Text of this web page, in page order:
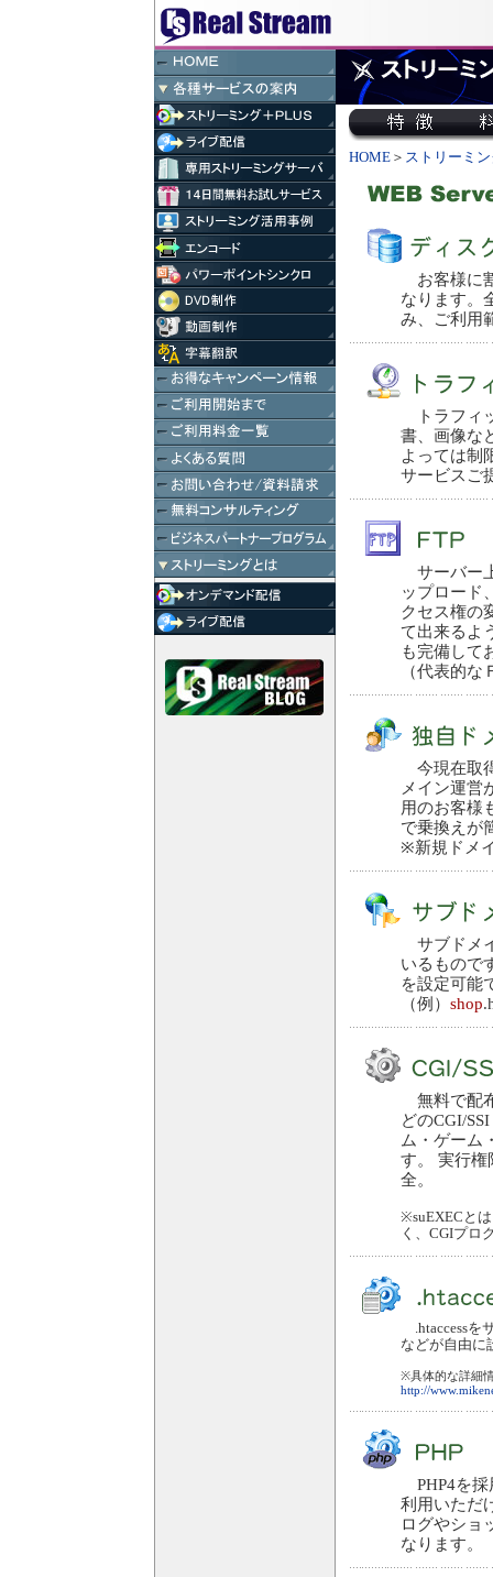
HOME＞ ストリーミン
お客様に
なります。
み、ご利用
トラフィ
書、画像な
よっては制
サービスご
サーバー
ップロード
クセス権の
て出来るよ
も完備して
（代表的
今現在取
メイン運営
用のお客様
で乗換えが
※新規ドメ
サブドメ
いるもので
を設定可能
（例） shop
無料で配
どのCGI/
ム・ゲーム
す。 実行権
全。
※suEXECと
く、CGIプロ
.htaccessを
などが自由に
※具体的な詳細
http://
PHP4を採
利用いただ
ログやショ
なります。